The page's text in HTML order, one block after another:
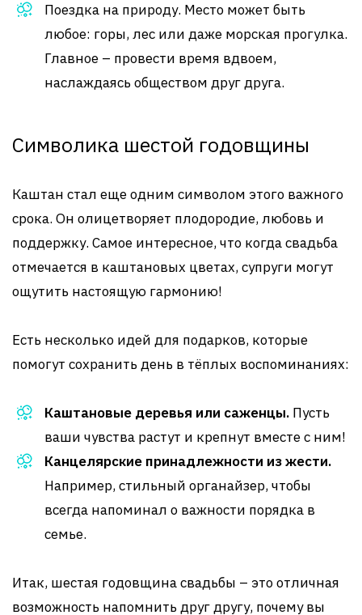
Поездка на природу. Место может быть
любое: горы, лес или даже морская прогулка.
Главное – провести время вдвоем,
наслаждаясь обществом друг друга.
Символика шестой годовщины
Каштан стал еще одним символом этого важного
срока. Он олицетворяет плодородие, любовь и
поддержку. Самое интересное, что когда свадьба
отмечается в каштановых цветах, супруги могут
ощутить настоящую гармонию!
Есть несколько идей для подарков, которые
помогут сохранить день в тёплых воспоминаниях:
Каштановые деревья или саженцы. Пусть
ваши чувства растут и крепнут вместе с ним!
Канцелярские принадлежности из жести.
Например, стильный органайзер, чтобы
всегда напоминал о важности порядка в
семье.
Итак, шестая годовщина свадьбы – это отличная
возможность напомнить друг другу, почему вы